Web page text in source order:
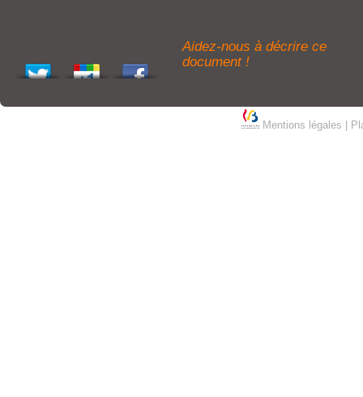
Aidez-nous à décrire ce
document !
Mentions légales